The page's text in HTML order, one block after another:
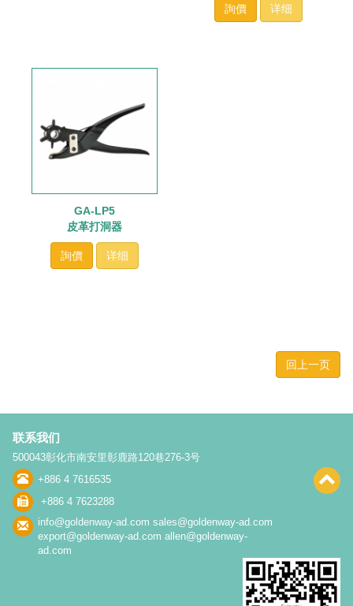
詢價 详细
GA-LP5
皮革打洞器
詢價 详细
回上一页
联系我们
500043彰化市南安里彰鹿路120巷276-3号
+886 4 7616535
+886 4 7623288
info@goldenway-ad.com sales@goldenway-ad.com
export@goldenway-ad.com allen@goldenway-
ad.com